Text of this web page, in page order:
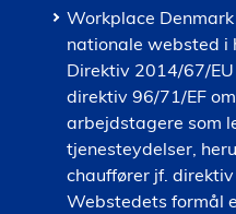
Workplace
nationale websted i
Direktiv 2014/67/
direktiv 96/71/EF
arbejdstagere som
tjenesteydelser,
chauffører jf.
Webstedets formål